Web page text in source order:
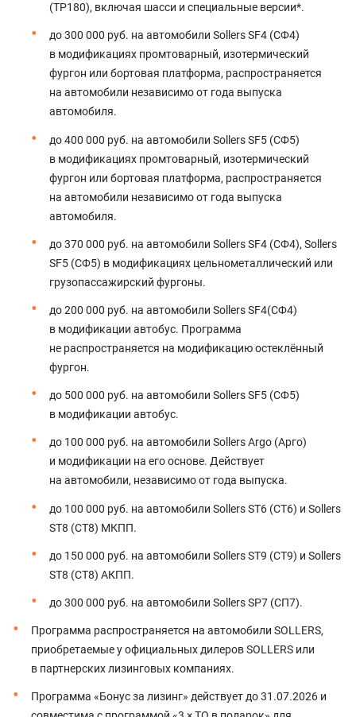
(ТР180), включая шасси и специальные версии*.
до 300 000 руб. на автомобили Sollers SF4 (СФ4)
в модификациях промтоварный, изотермический
фургон или бортовая платформа, распространяется
на автомобили независимо от года выпуска
автомобиля.
до 400 000 руб. на автомобили Sollers SF5 (СФ5)
в модификациях промтоварный, изотермический
фургон или бортовая платформа, распространяется
на автомобили независимо от года выпуска
автомобиля.
до 370 000 руб. на автомобили Sollers SF4 (СФ4), Sollers
SF5 (СФ5) в модификациях цельнометаллический или
грузопассажирский фургоны.
до 200 000 руб. на автомобили Sollers SF4(СФ4)
в модификации автобус. Программа
не распространяется на модификацию остеклённый
фургон.
до 500 000 руб. на автомобили Sollers SF5 (СФ5)
в модификации автобус.
до 100 000 руб. на автомобили Sollers Argo (Арго)
и модификации на его основе. Действует
на автомобили, независимо от года выпуска.
до 100 000 руб. на автомобили Sollers ST6 (СТ6) и Sollers
ST8 (СТ8) МКПП.
до 150 000 руб. на автомобили Sollers ST9 (СТ9) и Sollers
ST8 (СТ8) АКПП.
до 300 000 руб. на автомобили Sollers SP7 (СП7).
Программа распространяется на автомобили SOLLERS,
приобретаемые у официальных дилеров SOLLERS или
в партнерских лизинговых компаниях.
Программа «Бонус за лизинг» действует до 31.07.2026 и